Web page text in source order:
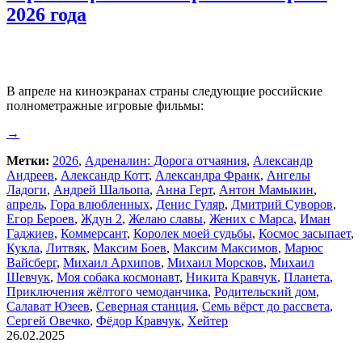
2026 года
В апреле на киноэкранах страны следующие российские
полнометражные игровые фильмы:
→
Метки: 2026, Адреналин: Дорога отчаяния, Александр
Андреев, Александр Котт, Александра Франк, Ангелы
Ладоги, Андрей Шальопа, Анна Герт, Антон Мамыкин,
апрель, Гора влюбленных, Денис Гуляр, Дмитрий Суворов,
Егор Бероев, Ждун 2, Желаю славы, Жених с Марса, Иман
Гаджиев, Коммерсант, Королек моей судьбы, Космос засыпает,
Кукла, Литвяк, Максим Боев, Максим Максимов, Марюс
Вайсберг, Михаил Архипов, Михаил Морсков, Михаил
Шевчук, Моя собака космонавт, Никита Кравчук, Планета,
Приключения жёлтого чемоданчика, Родительский дом,
Салават Юзеев, Северная станция, Семь вёрст до рассвета,
Сергей Овечко, Фёдор Кравчук, Хейтер
26.02.2025